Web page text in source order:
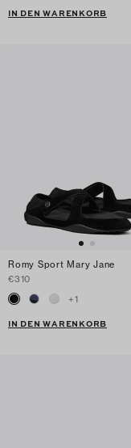
IN DEN WARENKORB
Romy Sport Mary Jane
€310
+1
IN DEN WARENKORB